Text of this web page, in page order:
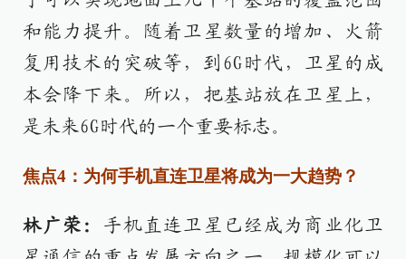
和能力提升。随着卫星数量的增加、火箭
复用技术的突破等，到6G时代，卫星的成
本会降下来。所以，把基站放在卫星上，
是未来6G时代的一个重要标志。
焦点4：为何手机直连卫星将成为一大趋势？
林广荣： 手机直连卫星已经成为商业化卫